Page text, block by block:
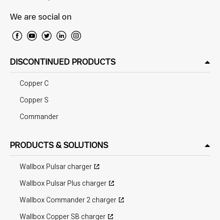
We are social on
DISCONTINUED PRODUCTS
Copper C
Copper S
Commander
PRODUCTS & SOLUTIONS
Wallbox Pulsar charger
Wallbox Pulsar Plus charger
Wallbox Commander 2 charger
Wallbox Copper SB charger